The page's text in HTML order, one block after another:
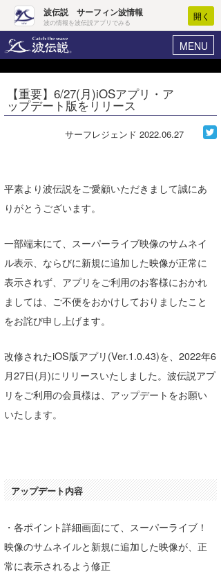
波伝説 サーフィン波情報
波の情報を波伝説アプリでみる
開く
MENU
ヘルプ マイホーム
ログイン
新規会員登録
WAVE HUNTER波予想ツール
気象情報
ニュース
サーフィンエリアガイド
会員メニュー
今月のプレゼント
【重要】6/27(月)iOSアプリ・ア
ップデート版をリリース
サーフレジェンド 2022.06.27
平素より波伝説をご愛顧いただきまして誠にあ
りがとうございます。
一部端末にて、スーパーライブ映像のサムネイ
ル表示、ならびに新規に追加した映像が正常に
表示されず、アプリをご利用のお客様におかれ
ましては、ご不便をおかけしておりましたこと
をお詫び申し上げます。
改修されたiOS版アプリ(Ver.1.0.43)を、2022年6
月27日(月)にリリースいたしました。波伝説アプ
リをご利用の会員様は、アップデートをお願い
いたします。
アップデート内容
・各ポイント詳細画面にて、スーパーライブ！
映像のサムネイルと新規に追加した映像が、正
常に表示されるよう修正
Core Surf Japan
コラム
トラベル
ショップ情報
ショップ情報
湘南
千葉北
伊豆
沖縄
お知らせ
その他
ルール＆How to